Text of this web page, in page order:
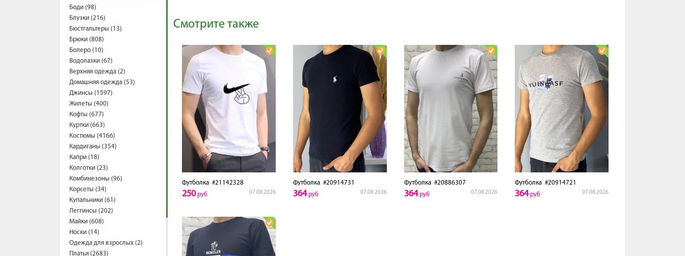
Боди (98)
Блузки (216)
Бюстгальтеры (13)
Брюки (808)
Болеро (10)
Водолазки (67)
Верхняя одежда (2)
Домашняя одежда (53)
Джинсы (1597)
Жилеты (400)
Кофты (677)
Куртки (663)
Костюмы (4166)
Кардиганы (354)
Капри (18)
Колготки (23)
Комбинезоны (96)
Корсеты (34)
Купальники (61)
Леггинсы (202)
Майки (608)
Носки (14)
Одежда для взрослых (2)
Платья (2683)
Смотрите также
Футболка #21142328
07.08.2026
250руб
Футболка#20914731
07.08.2026
364руб
Футболка#20886307
07.08.2026
364руб
Футболка #20914721
07.08.2026
364руб